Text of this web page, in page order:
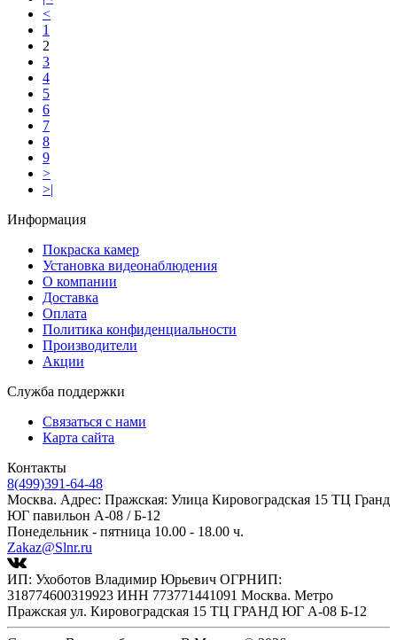
<
1
2
3
4
5
6
7
8
9
>
>|
Информация
Покраска камер
Установка видеонаблюдения
О компании
Доставка
Оплата
Политика конфиденциальности
Производители
Акции
Служба поддержки
Связаться с нами
Карта сайта
Контакты
8(499)391-64-48
Москва. Адрес: Пражская: Улица Кировоградская 15 ТЦ Гранд
ЮГ павильон А-08 / Б-12
Понедельник - пятница 10.00 - 18.00 ч.
Zakaz@Slnr.ru
ИП: Ухоботов Владимир Юрьевич ОГРНИП:
318774600319923 ИНН 773771441091 Москва. Метро
Пражская ул. Кировоградская 15 ТЦ ГРАНД ЮГ А-08 Б-12